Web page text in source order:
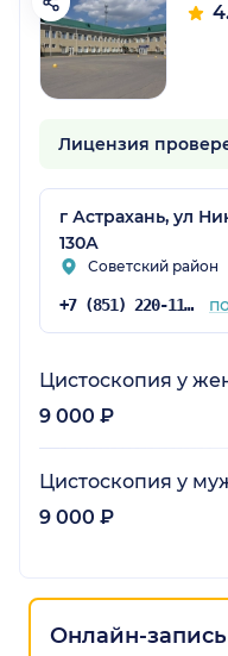
Лицензия
г Астрахань, ул
130А
Советский район
+7 (851) 220-11-30
Цистоскопия у
9 000 ₽
Цистоскопия у
9 000 ₽
Онлайн-запись